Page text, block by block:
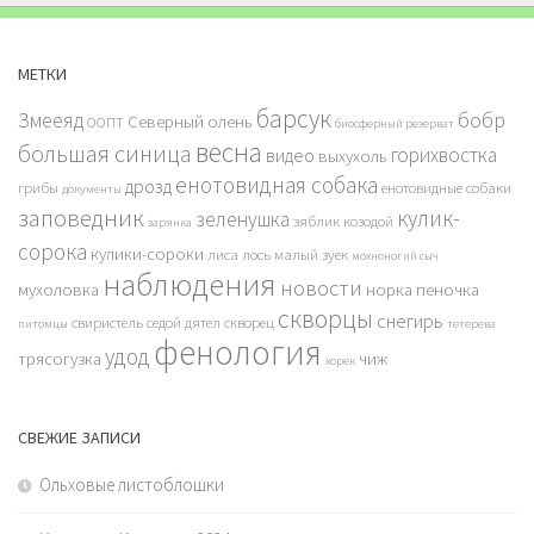
МЕТКИ
ЗмееядООПТ Северный олень барсук биосферный резерват бобр
большая синица весна видео выхухоль горихвостка
грибы документы дрозд енотовидная собака енотовидные собаки
заповедник зарянка зеленушка зяблик козодой кулик-
сорока кулики-сороки лиса лось малый зуек мохноногий сыч
мухоловка наблюдения новости норка пеночка
питомцы свиристельседой дятел скворец скворцы снегирь тетерева
трясогузка удод фенология хорек чиж
СВЕЖИЕ ЗАПИСИ
Ольховые листоблошки